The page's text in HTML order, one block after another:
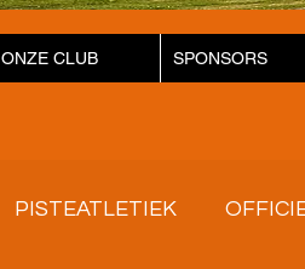
ONZE CLUB SPONSORS
PISTEATLETIEK